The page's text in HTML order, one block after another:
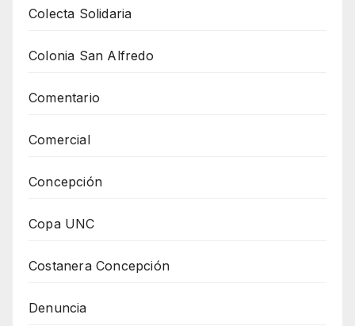
Colecta Solidaria
Colonia San Alfredo
Comentario
Comercial
Concepción
Copa UNC
Costanera Concepción
Denuncia